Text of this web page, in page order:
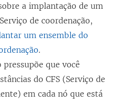
v
a implantação de um
de coordenação,
um ensemble do
.
pressupõe que você
do CFS (Serviço de
em cada nó que está